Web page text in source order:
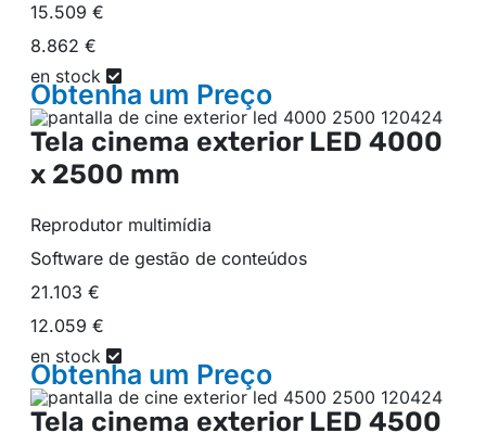
15.509 €
8.862 €
en stock
Obtenha um Preço
Tela cinema exterior LED 4000
x 2500 mm
Reprodutor multimídia
Software de gestão de conteúdos
21.103 €
12.059 €
en stock
Obtenha um Preço
Tela cinema exterior LED 4500